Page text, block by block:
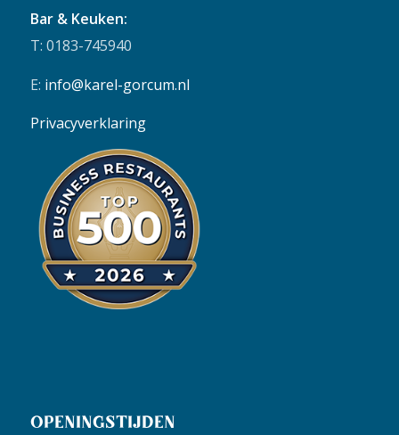
Bar & Keuken:
T: 0183-745940
E: info@karel-gorcum.nl
Privacyverklaring
OPENINGSTIJDEN